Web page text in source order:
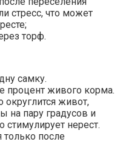
стресс, что может
торф.
самку.
процент живого корма.
округлится живот,
на пару градусов и
нерест.
после